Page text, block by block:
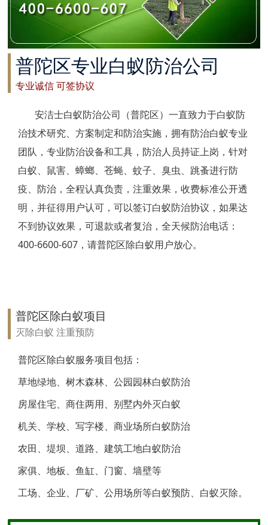
如东白蚁防治
如皋白蚁防治
海安白蚁防治
泰州白蚁防治
兴化白蚁防治
靖江白蚁防治
泰兴白蚁防治
扬州白蚁防治
宝应白蚁防治
镇江白蚁防治
丹阳白蚁防治
扬中白蚁防治
句容白蚁防治
响水白蚁防治
滨海白蚁防治
阜宁白蚁防治
普陀区专业白蚁防治公司
专业诚信 可签协议
安洁士白蚁防治公司（普陀区）一直致力于白蚁防
治技术研究、方案制定和防治实施，拥有防治白蚁专业
团队，专业防治设备和工具，防治人员持证上岗，针对
白蚁、鼠害、蟑螂、苍蝇、蚊子、臭虫、跳蚤进行防
疫、防治，全程认真负责，注重效果，收费标准公开透
明，并征得用户认可，可以签订白蚁防治协议，如果达
不到协议效果，可退款或者复治，全天候防治电话：
400-6600-607，请普陀区除白蚁用户放心。
普陀区除白蚁项目
灭除白蚁 注重预防
普陀区除白蚁服务项目包括：
草地绿地、树木森林、公园园林白蚁防治
房屋住宅、商住两用、别墅内外灭白蚁
机关、学校、写字楼、商业场所白蚁防治
农田、堤坝、道路、建筑工地白蚁防治
家俱、地板、鱼缸、门窗、墙壁等
工场、企业、厂矿、公用场所等白蚁预防、白蚁灭除。